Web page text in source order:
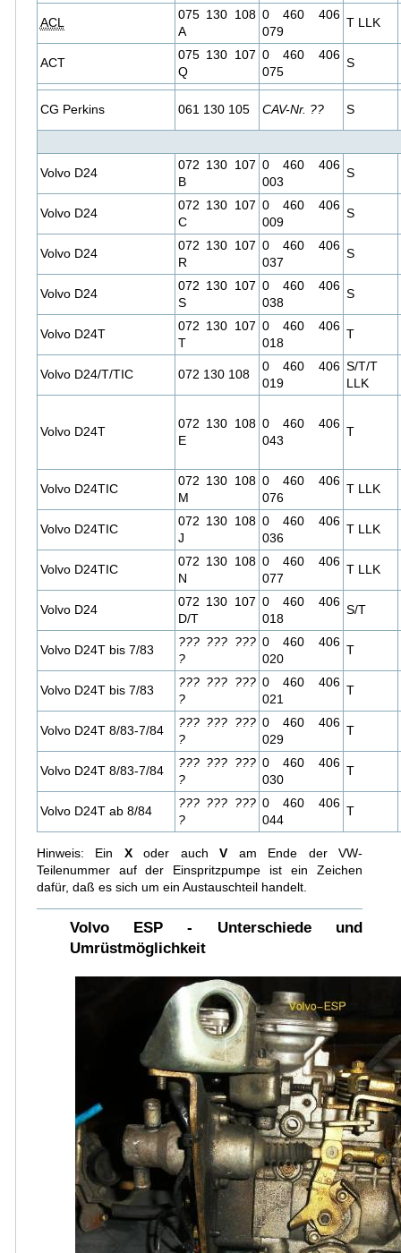
ACL
075 130 108
A
0 460 406
079
T LLK
ACT
075 130 107
Q
0 460 406
075
S
CG Perkins 061 130 105 CAV-Nr. ?? S
Volvo D24
072 130 107
B
0 460 406
003
S
Volvo D24
072 130 107
C
0 460 406
009
S
Volvo D24
072 130 107
R
0 460 406
037
S
Volvo D24
072 130 107
S
0 460 406
038
S
Volvo D24T
072 130 107
T
0 460 406
018
T
Volvo D24/T/TIC 072 130 108
0 460 406
019
S/T/T
LLK
Volvo D24T
072 130 108
E
0 460 406
043
T
Volvo D24TIC
072 130 108
M
0 460 406
076
T LLK
Volvo D24TIC
072 130 108
J
0 460 406
036
T LLK
Volvo D24TIC
072 130 108
N
0 460 406
077
T LLK
Volvo D24
072 130 107
D/T
0 460 406
018
S/T
Volvo D24T bis 7/83
??? ??? ???
?
0 460 406
020
T
Volvo D24T bis 7/83
??? ??? ???
?
0 460 406
021
T
Volvo D24T 8/83-7/84
??? ??? ???
?
0 460 406
029
T
Volvo D24T 8/83-7/84
??? ??? ???
?
0 460 406
030
T
Volvo D24T ab 8/84
??? ??? ???
?
0 460 406
044
T
Hinweis: Ein Xoder auchV am Ende der VW-
Teilenummer auf der Einspritzpumpe ist ein Zeichen
dafür, daß es sich um ein Austauschteil handelt.
Volvo ESP - Unterschiede und
Umrüstmöglichkeit